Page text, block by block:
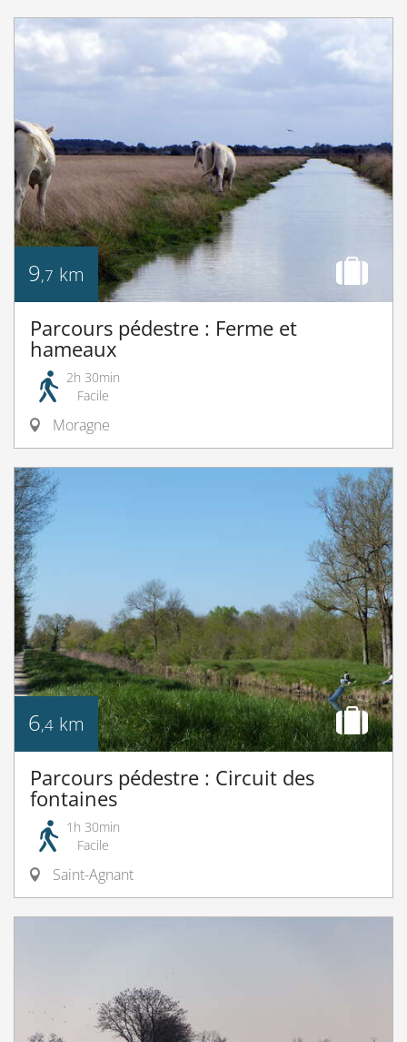
9,7 km
Parcours pédestre : Ferme et
hameaux
2h 30min
Facile
Moragne
6,4 km
Parcours pédestre : Circuit des
fontaines
1h 30min
Facile
Saint-Agnant